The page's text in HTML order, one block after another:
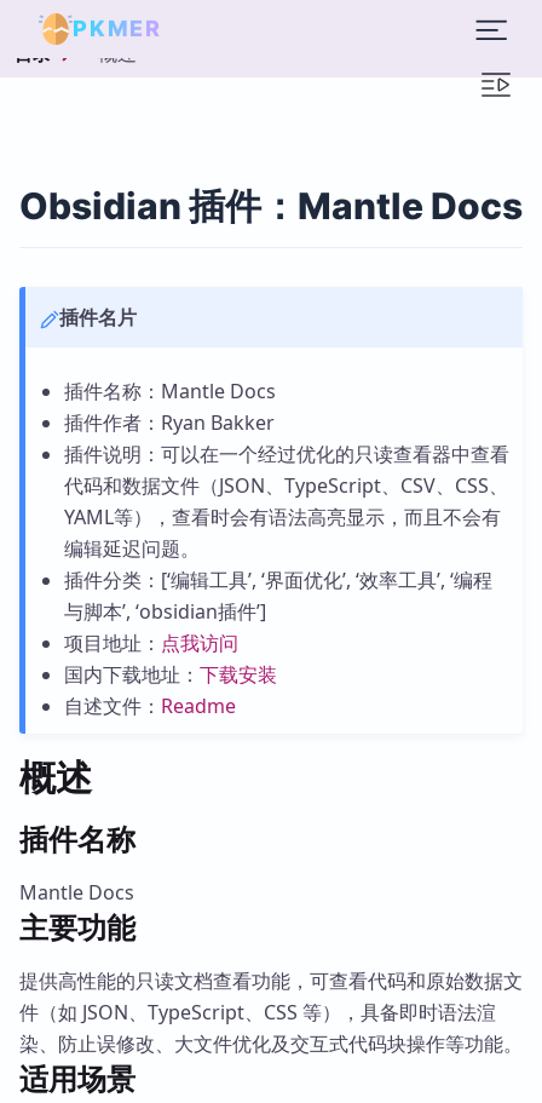
PKMER
目录 概述
Obsidian 插件：Mantle Docs
插件名片
插件名称：Mantle Docs
插件作者：Ryan Bakker
插件说明：可以在一个经过优化的只读查看器中查看
代码和数据文件（JSON、TypeScript、CSV、CSS、
YAML等），查看时会有语法高亮显示，而且不会有
编辑延迟问题。
插件分类：[‘编辑工具’, ‘界面优化’, ‘效率工具’, ‘编程
与脚本’, ‘obsidian插件’]
项目地址： 点我访问
国内下载地址： 下载安装
自述文件： Readme
概述
插件名称
Mantle Docs
主要功能
提供高性能的只读文档查看功能，可查看代码和原始数据文
件（如 JSON、TypeScript、CSS 等），具备即时语法渲
染、防止误修改、大文件优化及交互式代码块操作等功能。
适用场景